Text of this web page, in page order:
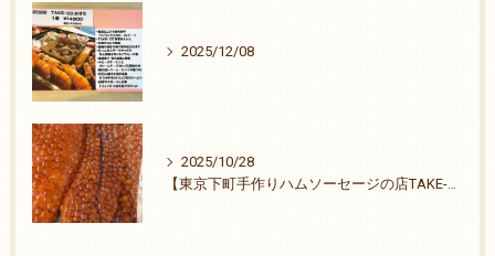
2025/12/08
2025/10/28
【東京下町手作りハムソーセージの店TAKE-ZO】ご無沙汰致しました。26周年ありがとうございます。